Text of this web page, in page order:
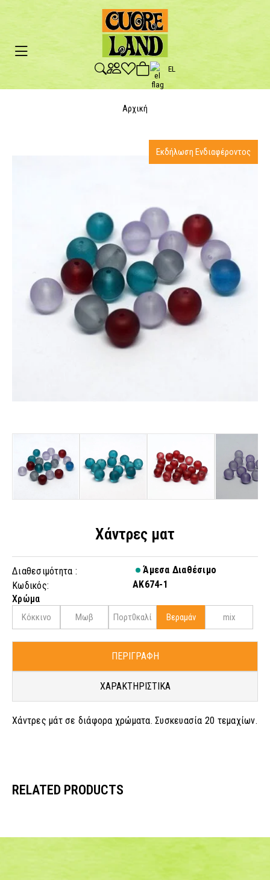
EL
Αρχική
Χάντρες ματ
Διαθεσιμότητα :
Άμεσα Διαθέσιμο
Κωδικός:
AK674-1
Χρώμα
Κόκκινο Μωβ Πορτ0καλί Βεραμάν mix
ΠΕΡΙΓΡΑΦΗ
ΧΑΡΑΚΤΗΡΙΣΤΙΚΑ
Χάντρες μάτ σε διάφορα χρώματα. Συσκευασία 20 τεμαχίων.
Εκδήλωση Ενδιαφέροντος
RELATED PRODUCTS